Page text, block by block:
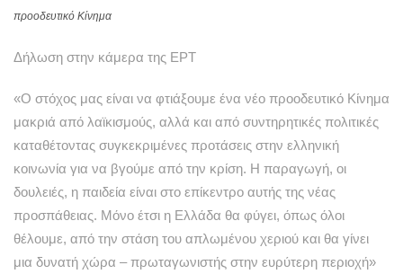
προοδευτικό Κίνημα
Δήλωση στην κάμερα της ΕΡΤ
«Ο στόχος μας είναι να φτιάξουμε ένα νέο προοδευτικό Κίνημα
μακριά από λαϊκισμούς, αλλά και από συντηρητικές πολιτικές
καταθέτοντας συγκεκριμένες προτάσεις στην ελληνική
κοινωνία για να βγούμε από την κρίση. Η παραγωγή, οι
δουλειές, η παιδεία είναι στο επίκεντρο αυτής της νέας
προσπάθειας. Μόνο έτσι η Ελλάδα θα φύγει, όπως όλοι
θέλουμε, από την στάση του απλωμένου χεριού και θα γίνει
μια δυνατή χώρα – πρωταγωνιστής στην ευρύτερη περιοχή»